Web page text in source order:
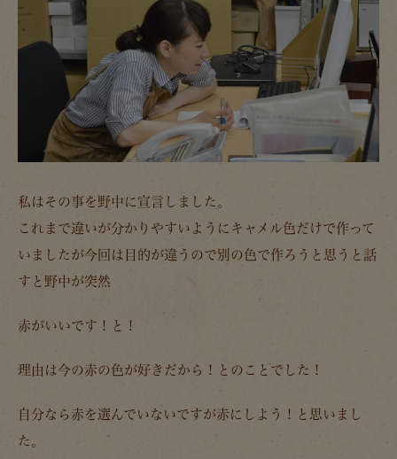
私はその事を野中に宣言しました。
これまで違いが分かりやすいようにキャメル色だけで作って
いましたが今回は目的が違うので別の色で作ろうと思うと話
すと野中が突然
赤がいいです！と！
理由は今の赤の色が好きだから！とのことでした！
自分なら赤を選んでいないですが赤にしよう！と思いまし
た。